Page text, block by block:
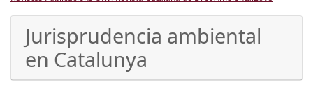
Jurisprudencia ambiental
en Catalunya